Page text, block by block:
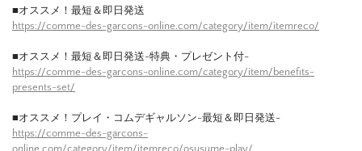
■オススメ！最短＆即日発送
https://comme-des-garcons-online.com/category/item/itemreco/
■オススメ！最短＆即日発送-特典・プレゼント付-
https://comme-des-garcons-online.com/category/item/benefits-
presents-set/
■オススメ！プレイ・コムデギャルソン-最短＆即日発送-
https://comme-des-garcons-
online.com/category/item/itemreco/osusume-play/